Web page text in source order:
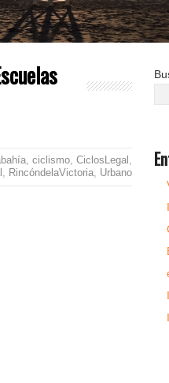
, ciclismo, CiclosLegal ,
, RincóndelaVictoria, Urbano